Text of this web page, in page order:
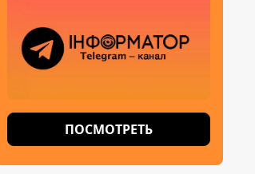
ПОСМОТРЕТЬ